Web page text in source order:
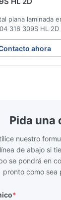
plana laminada
316 309S HL 2D
laminada en
310S 316L 321
del
ahora
Pida una
nuestro
de abajo si
se pondrá en
pronto como sea
*